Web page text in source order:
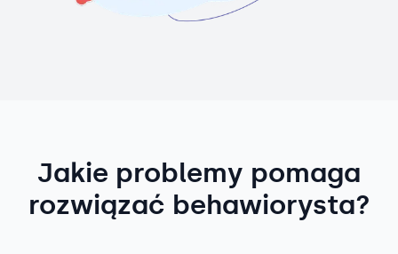
Jakie problemy pomaga
rozwiązać behawiorysta?